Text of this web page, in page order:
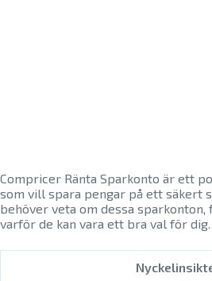
Compricer Ränta Sparkonto är ett
som vill spara pengar på ett säkert
behöver veta om dessa
varför de kan vara ett bra val för dig.